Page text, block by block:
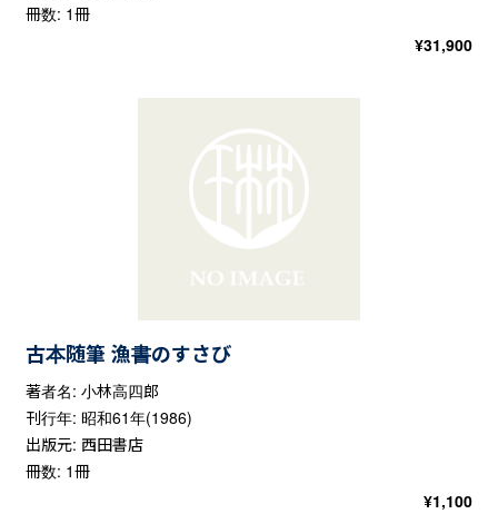
冊数: 1冊
¥31,900
古本随筆 漁書のすさび
著者名: 小林高四郎
刊行年: 昭和61年(1986)
出版元: 西田書店
冊数: 1冊
¥1,100